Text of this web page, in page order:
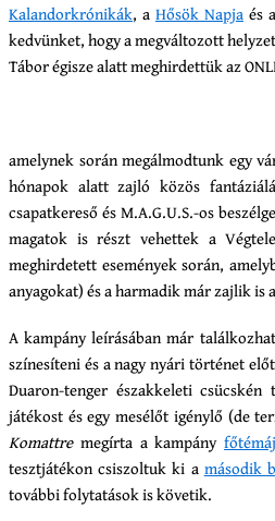
Kalandorkrónikák, a Hősök Napja és a
kedvünket, hogy a megváltozott
Tábor égisze alatt meghirdettük az
amelynek során megálmodtunk egy
hónapok alatt zajló közös
csapatkereső és M.A.G.U.S.-os
magatok is részt vehettek a
meghirdetett események során,
anyagokat) és a harmadik már zajlik is
A kampány leírásában már
színesíteni és a nagy nyári történet
Duaron-tenger északkeleti
játékost és egy mesélőt igénylő (de
Komattre megírta a kampány
tesztjátékon csiszoltuk ki a második
további folytatások is követik.